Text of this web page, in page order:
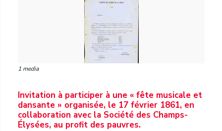
1 media
Invitation à participer à une « fête musicale et
dansante » organisée, le 17 février 1861, en
collaboration avec la Société des Champs-
Élysées, au profit des pauvres.